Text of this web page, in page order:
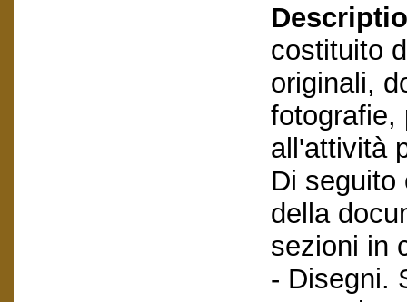
costituito
originali,
fotografie,
all'attività
Di seguito
della
sezioni in
- Disegni.